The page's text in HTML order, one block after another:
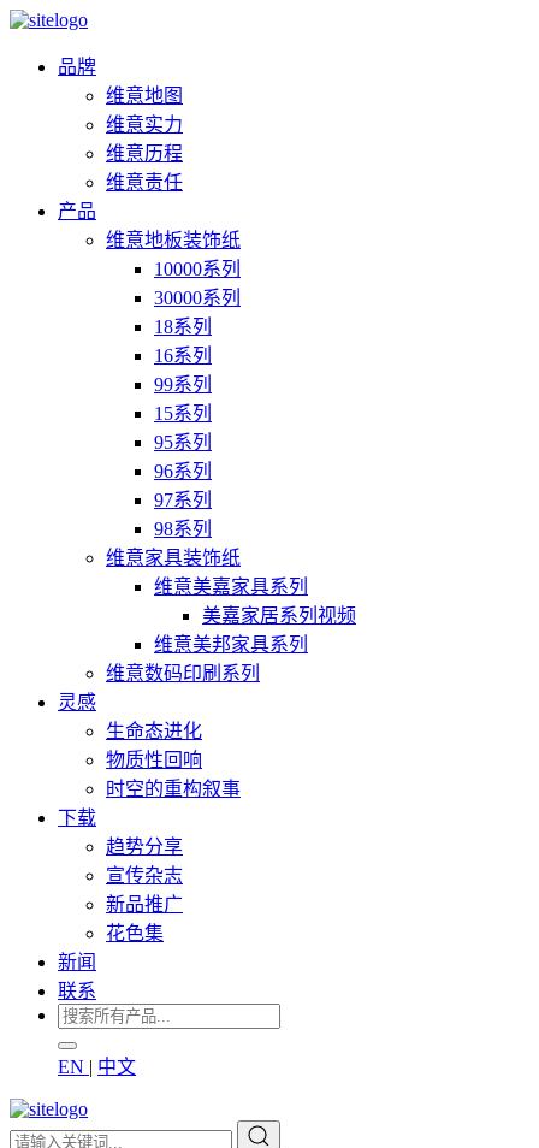
品牌
维意地图
维意实力
维意历程
维意责任
产品
维意地板装饰纸
10000系列
30000系列
18系列
16系列
99系列
15系列
95系列
96系列
97系列
98系列
维意家具装饰纸
维意美嘉家具系列
美嘉家居系列视频
维意美邦家具系列
维意数码印刷系列
灵感
生命态进化
物质性回响
时空的重构叙事
下载
趋势分享
宣传杂志
新品推广
花色集
新闻
联系
EN | 中文